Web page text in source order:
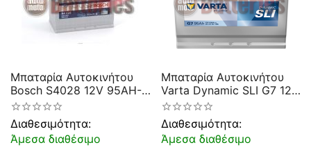
Μπαταρία Αυτοκινήτου
Bosch S4028 12V 95AH-
830EN A-Εκκίνησης
Διαθεσιμότητα:
Άμεσα διαθέσιμο
Μπαταρία Αυτοκινήτου
Varta Dynamic SLI G7 12V
95AH 830EN A Εκκίνησης
Διαθεσιμότητα:
Άμεσα διαθέσιμο